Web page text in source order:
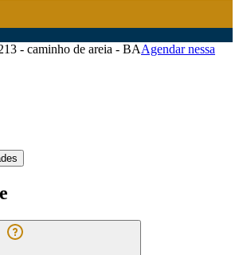
- caminho de areia - BAAgendar nessa